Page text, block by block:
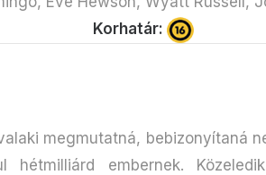
Korhatár:
megmutatná, bebizonyítaná
hétmilliárd embernek.